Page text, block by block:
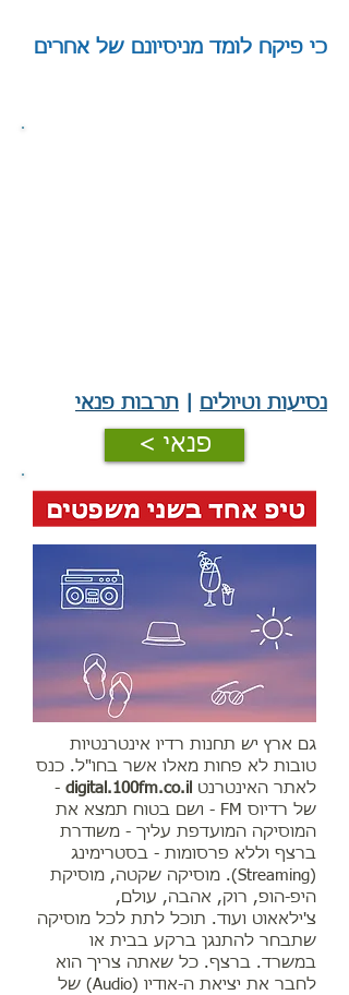
כי פיקח לומד מניסיונם של אחרים
נסיעות וטיולים תרבות פנאי
< פנאי
גם ארץ יש תחנות רדיו אינטרנטיות
טובות לא פחות מאלו אשר בחו"ל. כנס
לאתר האינטרנט
-
של רדיוס FM - ושם בטוח תמצא את
המוסיקה המועדפת עליך - משודרת
ברצף וללא פרסומות - בסטרימינג
(Streaming). מוסיקה שקטה, מוסיקת
היפ-הופ, רוק, אהבה, עולם,
צ'ילאאוט ועוד. תוכל לתת לכל מוסיקה
שתבחר להתנגן ברקע בבית או
במשרד. ברצף. כל שאתה צריך הוא
לחבר את יציאת ה-אודיו (Audio) של